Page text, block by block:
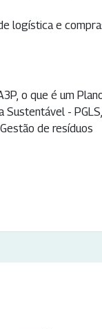
logística e
o que é um
Sustentável -
de resíduos